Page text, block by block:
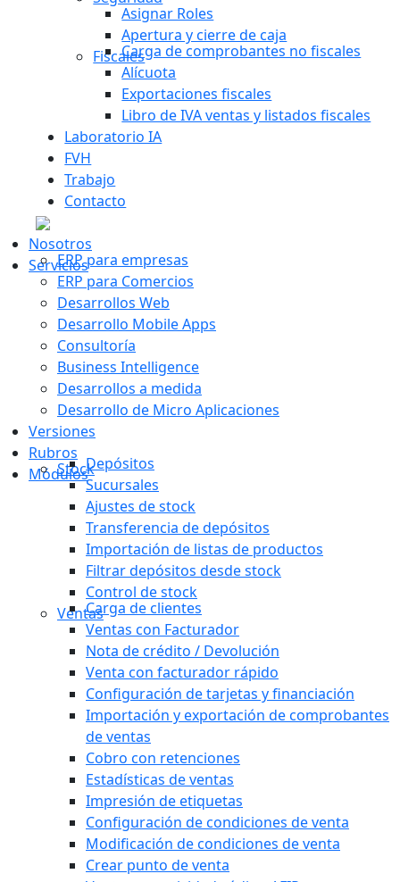
Asignar Roles
Apertura y cierre de caja
FiscalesCarga de comprobantes no fiscales
Alícuota
Exportaciones fiscales
Libro de IVA ventas y listados fiscales
Laboratorio IA
FVH
Trabajo
Contacto
Nosotros
ServiciosERP para empresas
ERP para Comercios
Desarrollos Web
Desarrollo Mobile Apps
Consultoría
Business Intelligence
Desarrollos a medida
Desarrollo de Micro Aplicaciones
Versiones
Rubros
Módulos
StockDepósitos
Sucursales
Ajustes de stock
Transferencia de depósitos
Importación de listas de productos
Filtrar depósitos desde stock
Control de stock
VentasCarga de clientes
Ventas con Facturador
Nota de crédito / Devolución
Venta con facturador rápido
Configuración de tarjetas y financiación
Importación y exportación de comprobantes
de ventas
Cobro con retenciones
Estadísticas de ventas
Impresión de etiquetas
Configuración de condiciones de venta
Modificación de condiciones de venta
Crear punto de venta